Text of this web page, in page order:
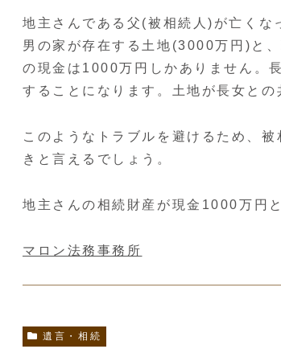
地主さんである父(被相続人)が亡くな
男の家が存在する土地(3000万円)と
の現金は1000万円しかありません。
することになります。土地が長女と
このようなトラブルを避けるため、
きと言えるでしょう。
地主さんの相続財産が現金1000万円
マロン法務事務所
遺言・相続